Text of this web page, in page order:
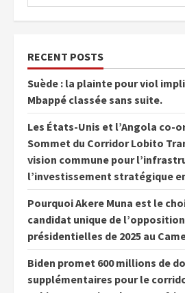
RECENT POSTS
Suède : la plainte pour viol
Mbappé classée sans suite.
Les États-Unis et l’Angola co-
Sommet du Corridor Lobito
vision commune pour
l’investissement stratégique
Pourquoi Akere Muna est le
candidat unique de
présidentielles de 2025 au
Biden promet 600 millions de
supplémentaires pour le